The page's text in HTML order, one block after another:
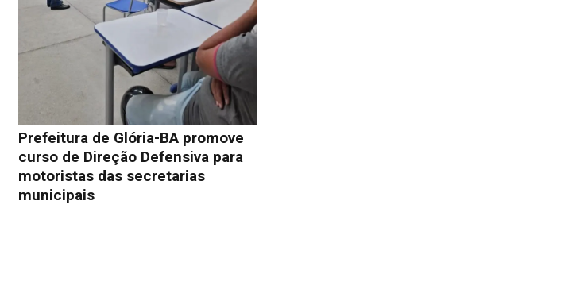
Prefeitura de Glória-BA promove
curso de Direção Defensiva para
motoristas das secretarias
municipais